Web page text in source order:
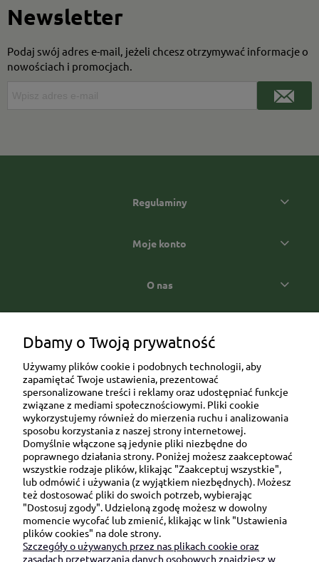
Newsletter
Podaj swój adres e-mail, jeżeli chcesz otrzymywać informacje o
nowościach i promocjach.
Regulaminy
Moje konto
O nas
Ul. Brukowa 6/8 lok. 57/58
91-341 Łódź
NIP: 6751510615
SKONTAKTUJ SIĘ Z NAMI:
sklep@be-happygifts.com
Dbamy o Twoją prywatność
Używamy plików cookie i podobnych technologii, aby
zapamiętać Twoje ustawienia, prezentować
spersonalizowane treści i reklamy oraz udostępniać funkcje
związane z mediami społecznościowymi. Pliki cookie
wykorzystujemy również do mierzenia ruchu i analizowania
sposobu korzystania z naszej strony internetowej.
Domyślnie włączone są jedynie pliki niezbędne do
poprawnego działania strony. Poniżej możesz zaakceptować
wszystkie rodzaje plików, klikając "Zaakceptuj wszystkie",
lub odmówić i używania (z wyjątkiem niezbędnych). Możesz
też dostosować pliki do swoich potrzeb, wybierając
"Dostosuj zgody". Udzieloną zgodę możesz w dowolny
momencie wycofać lub zmienić, klikając w link "Ustawienia
plików cookies" na dole strony.
Szczegóły o używanych przez nas plikach cookie oraz
zasadach przetwarzania danych osobowych znajdziesz w